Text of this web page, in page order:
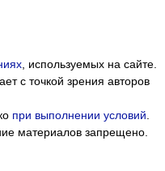
, используемых на сайте.
с точкой зрения авторов
при выполнении условий
материалов запрещено.